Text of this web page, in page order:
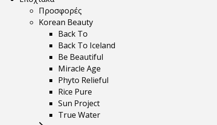
Προσφορές
Korean Beauty
Back To
Back To Iceland
Be Beautiful
Miracle Age
Phyto Relieful
Rice Pure
Sun Project
True Water